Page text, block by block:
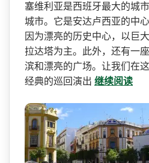
塞维利亚是西班牙最大的城
城市。它是安达卢西亚的中
因为漂亮的历史中心，以巨
拉达塔为主。此外，还有一
滨和漂亮的广场。让我们在
经典的巡回演出 继续阅读